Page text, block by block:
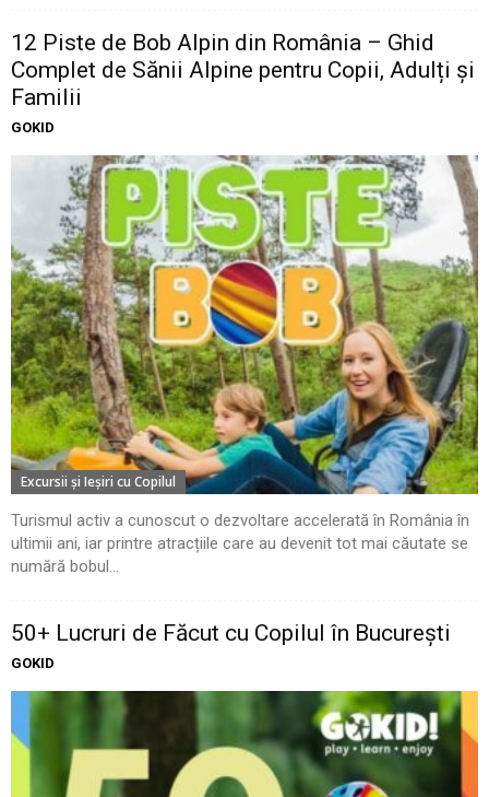
12 Piste de Bob Alpin din România – Ghid
Complet de Sănii Alpine pentru Copii, Adulți și
Familii
GOKID
Excursii şi Ieşiri cu Copilul
Turismul activ a cunoscut o dezvoltare accelerată în România în
ultimii ani, iar printre atracțiile care au devenit tot mai căutate se
numără bobul...
50+ Lucruri de Făcut cu Copilul în București
GOKID